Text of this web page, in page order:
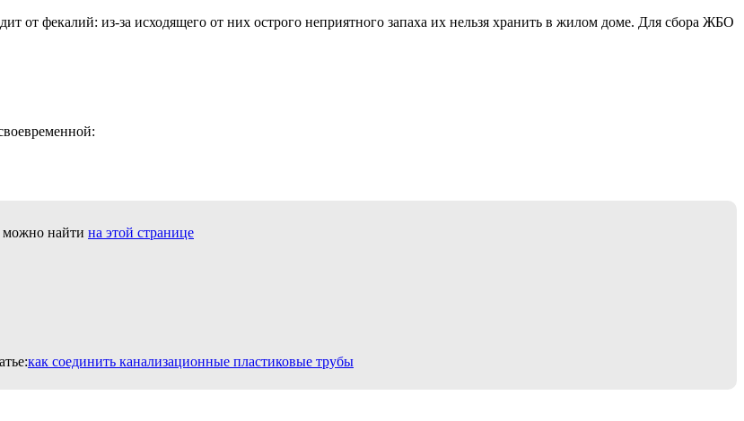
от фекалий: из-за исходящего от них острого неприятного запаха их нельзя хранить в жилом доме. Для сбора ЖБО
можно найти на этой странице
как соединить канализационные пластиковые трубы